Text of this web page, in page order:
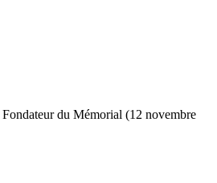
Fondateur du Mémorial (12 novembre